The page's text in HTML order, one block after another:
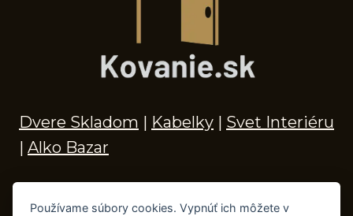
Dvere Skladom | Kabelky | Svet Interiéru
| Alko Bazar
Používame súbory cookies. Vypnúť ich môžete v